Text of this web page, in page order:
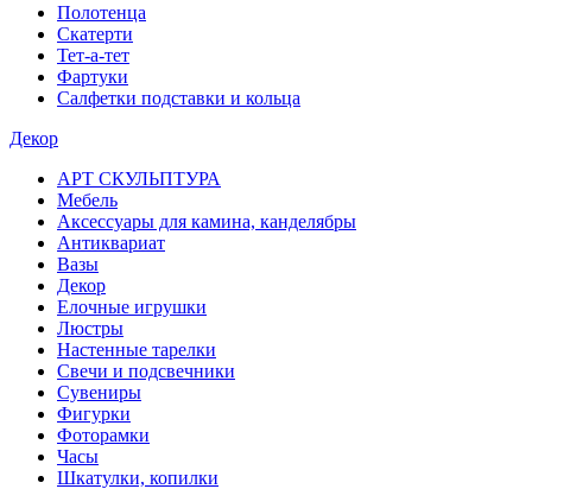
Полотенца
Скатерти
Тет-а-тет
Фартуки
Салфетки подставки и кольца
Декор
АРТ СКУЛЬПТУРА
Мебель
Аксессуары для камина, канделябры
Антиквариат
Вазы
Декор
Елочные игрушки
Люстры
Настенные тарелки
Свечи и подсвечники
Сувениры
Фигурки
Фоторамки
Часы
Шкатулки, копилки